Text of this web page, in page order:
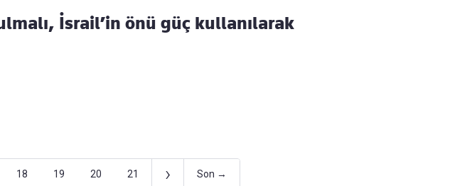
İsrail’in önü güç kullanılarak
18 19 20 21 › Son →